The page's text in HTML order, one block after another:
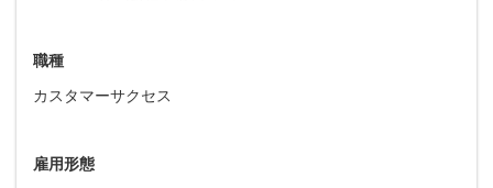
職種
カスタマーサクセス
雇用形態